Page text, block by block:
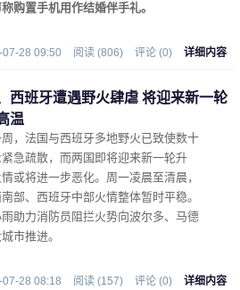
购置手机用作结婚伴手礼。
28 09:50 阅读 (806) 评论 (0) 详细内容
西班牙遭遇野火肆虐 将迎来新一轮
温
，法国与西班牙多地野火已致使数十
急疏散，而两国即将迎来新一轮升
或将进一步恶化。周一凌晨至清晨，
部、西班牙中部火情整体暂时平稳。
助力消防员阻拦火势向波尔多、马德
市推进。
28 08:18 阅读 (157) 评论 (0) 详细内容